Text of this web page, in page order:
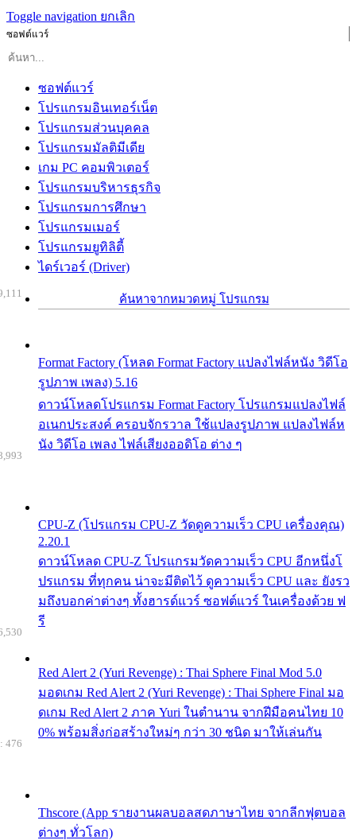
Toggle navigation ยกเลิก
ซอฟต์แวร์
ซอฟต์แวร์
โปรแกรมอินเทอร์เน็ต
โปรแกรมส่วนบุคคล
โปรแกรมมัลติมีเดีย
เกม PC คอมพิวเตอร์
โปรแกรมบริหารธุรกิจ
โปรแกรมการศึกษา
โปรแกรมเมอร์
โปรแกรมยูทิลิตี้
ไดร์เวอร์ (Driver)
ค้นหาจากหมวดหมู่ โปรแกรม
Format Factory (โหลด Format Factory แปลงไฟล์หนัง วิดีโอ
รูปภาพ เพลง) 5.16
ดาวน์โหลดโปรแกรม Format Factory โปรแกรมแปลงไฟล์
อเนกประสงค์ ครอบจักรวาล ใช้แปลงรูปภาพ แปลงไฟล์ห
นัง วิดีโอ เพลง ไฟล์เสียงออดิโอ ต่าง ๆ
CPU-Z (โปรแกรม CPU-Z วัดดูความเร็ว CPU เครื่องคุณ)
2.20.1
ดาวน์โหลด CPU-Z โปรแกรมวัดความเร็ว CPU อีกหนึ่งโ
ปรแกรม ที่ทุกคน น่าจะมีติดไว้ ดูความเร็ว CPU และ ยังรว
มถึงบอกค่าต่างๆ ทั้งฮารด์แวร์ ซอฟต์แวร์ ในเครื่องด้วย ฟ
รี
Red Alert 2 (Yuri Revenge) : Thai Sphere Final Mod 5.0
มอดเกม Red Alert 2 (Yuri Revenge) : Thai Sphere Final มอ
ดเกม Red Alert 2 ภาค Yuri ในตำนาน จากฝีมือคนไทย 10
0% พร้อมสิ่งก่อสร้างใหม่ๆ กว่า 30 ชนิด มาให้เล่นกัน
Thscore (App รายงานผลบอลสดภาษาไทย จากลีกฟุตบอล
ต่างๆ ทั่วโลก)
476